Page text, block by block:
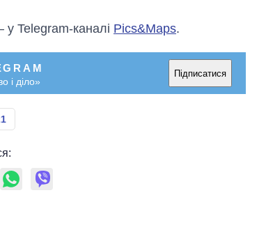
у Telegram-каналі Pics&Maps.
і діло»
Підписатися